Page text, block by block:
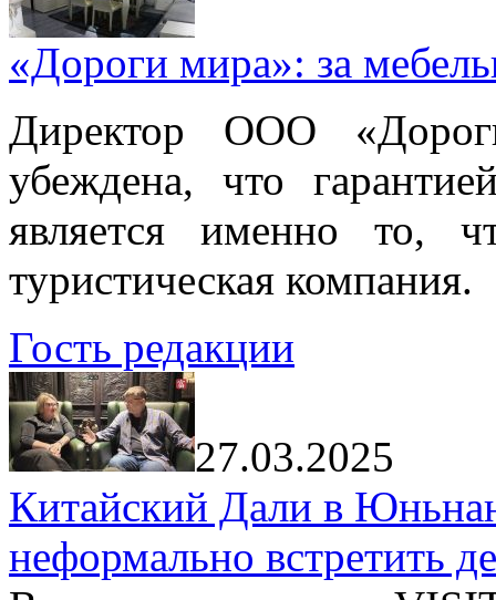
«Дороги мира»: за
Директор ООО
убеждена, что
является именно то,
туристическая компания.
Гость редакции
27.03.2025
Китайский Дали в
неформально встретить